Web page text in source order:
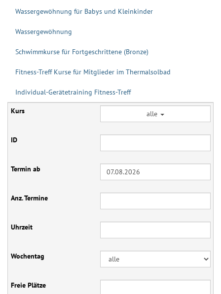
Wassergewöhnung für Babys und Kleinkinder
Wassergewöhnung
Schwimmkurse für Fortgeschrittene (Bronze)
Fitness-Treff Kurse für Mitglieder im Thermalsolbad
Individual-Gerätetraining Fitness-Treff
alle